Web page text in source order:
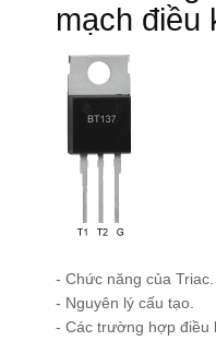
mạch điều
- Chức năng của Triac.
- Nguyên lý cấu tạo.
- Các trường hợp điều